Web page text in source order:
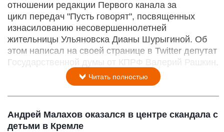
отношении редакции Первого канала за
цикл передач "Пусть говорят", посвященных
изнасилованию несовершеннолетней
жительницы Ульяновска Дианы Шурыгиной. Об
этом написал на своей странице в Twitter депутат
Государственной думы от КПРФ Валерий Рашкин.
Читать полностью
Андрей Малахов оказался в центре скандала с
детьми в Кремле